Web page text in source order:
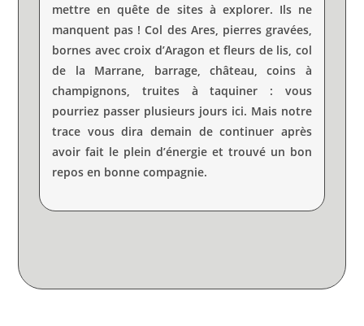
mettre en quête de sites à explorer. Ils ne
manquent pas ! Col des Ares, pierres gravées,
bornes avec croix d’Aragon et fleurs de lis, col
de la Marrane, barrage, château, coins à
champignons, truites à taquiner : vous
pourriez passer plusieurs jours ici. Mais notre
trace vous dira demain de continuer après
avoir fait le plein d’énergie et trouvé un bon
repos en bonne compagnie.